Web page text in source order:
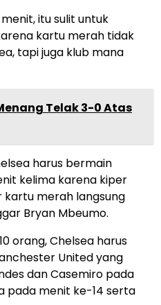
itu sulit untuk
kartu merah tidak
tapi juga klub mana
Telak 3-0 Atas
harus bermain
kelima karena kiper
kartu merah langsung
Bryan Mbeumo.
orang, Chelsea harus
United yang
dan Casemiro pada
pada menit ke-14 serta